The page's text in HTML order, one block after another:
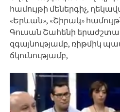
համույթի մեներգիչ,
«Երևան», «Շիրակ»
Գուսան Շահենի
զգայնությամբ, ռիթմիկ
ճկունությամբ,